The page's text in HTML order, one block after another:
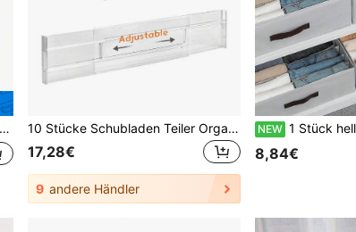
10 Stücke Schubladen Teiler Organizer, einstellbare Kleiderschublade Teiler, erweiterbare Küchen Schubladenorganizer, einstellbare Trennwände für Schlafzimmer, Badezimmer, Ankleideraum, Kleiderschrank, Kleidung, Büro, Küche Lagerung, fest und sicher fixierter Schlafzimmer, Organizer, Organizer, Heim Lagerung
17,28€
9 andere Händler
NEW 1 Stück hellgraue Stoff-Kleiderschrankschublade, Kleider- und Hosenfach Aufbewahrungsbox kann zum
8,84€